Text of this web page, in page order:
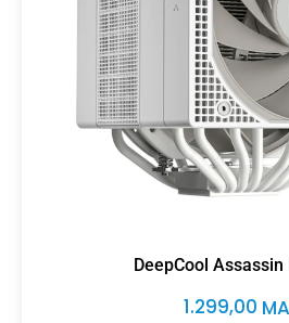
DeepCool Assassin
1.299,00